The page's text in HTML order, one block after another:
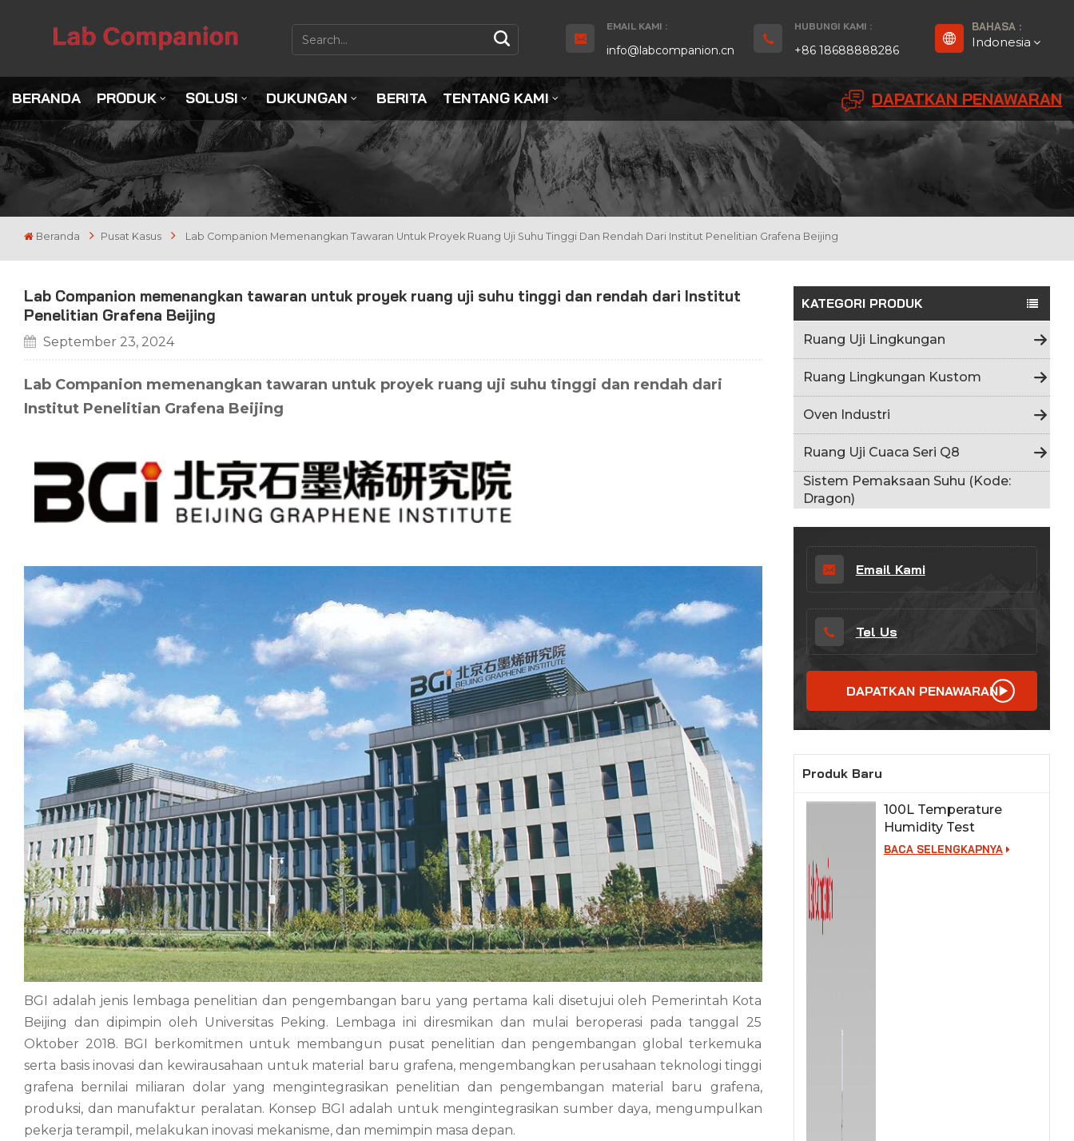
EMAIL KAMI :
info@labcompanion.cn
HUBUNGI KAMI :
+86 18688888286
BAHASA :
Indonesia
Español
日本語
Tiếng Việt
中文
BERANDA PRODUK SOLUSI DUKUNGAN BERITA TENTANG KAMI DAPATKAN PENAWARAN
Beranda Pusat Kasus Lab Companion Memenangkan Tawaran Untuk Proyek Ruang Uji Suhu Tinggi Dan Rendah Dari Institut Penelitian Grafena Beijing
KATEGORI PRODUK
Ruang Uji Lingkungan
Ruang Lingkungan Kustom
Oven Industri
Ruang Uji Cuaca Seri Q8
Sistem Pemaksaan Suhu (Kode:
Dragon)
Email Kami
Tel Us
DAPATKAN PENAWARAN
Produk Baru
100L Temperature
Humidity Test
Chamber for Lab
BACA SELENGKAPNYA
Lab Companion memenangkan tawaran untuk proyek ruang uji suhu tinggi dan rendah dari Institut
Penelitian Grafena Beijing
September 23, 2024
Lab Companion memenangkan tawaran untuk proyek ruang uji suhu tinggi dan rendah dari
Institut Penelitian Grafena Beijing
BGI adalah jenis lembaga penelitian dan pengembangan baru yang pertama kali disetujui oleh Pemerintah Kota
Beijing dan dipimpin oleh Universitas Peking. Lembaga ini diresmikan dan mulai beroperasi pada tanggal 25
Oktober 2018. BGI berkomitmen untuk membangun pusat penelitian dan pengembangan global terkemuka
serta basis inovasi dan kewirausahaan untuk material baru grafena, mengembangkan perusahaan teknologi tinggi
grafena bernilai miliaran dolar yang mengintegrasikan penelitian dan pengembangan material baru grafena,
produksi, dan manufaktur peralatan. Konsep BGI adalah untuk mengintegrasikan sumber daya, mengumpulkan
pekerja terampil, melakukan inovasi mekanisme, dan memimpin masa depan.